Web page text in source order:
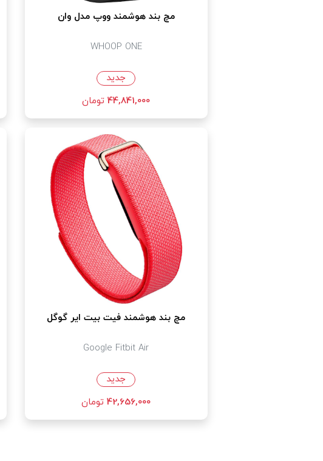
مچ‌ بند هوشمند ووپ مدل وان
WHOOP ONE
جدید
44,841,000 تومان
مچ بند هوشمند فیت بیت ایر گوگل
Google Fitbit Air
جدید
42,656,000 تومان